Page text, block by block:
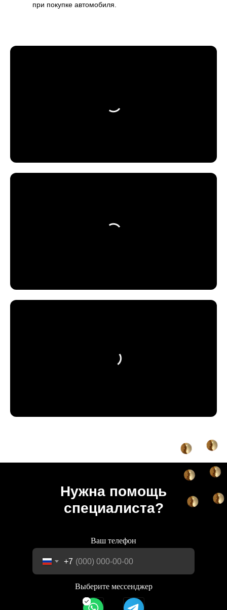
при покупке автомобиля.
Нужна помощь
специалиста?
Ваш телефон
+7
Выберите мессенджер